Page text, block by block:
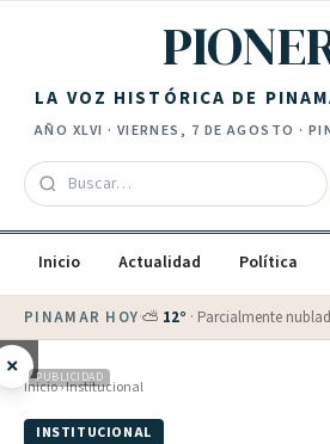
LA VOZ HISTÓRICA DE
AÑO XLVI · VIERNES, 7 DE AGOSTO ·
Inicio Actualidad Política
PINAMAR HOY·⛅ 12° · Parcialmente
× PUBLICIDAD
Inicio›Institucional
INSTITUCIONAL